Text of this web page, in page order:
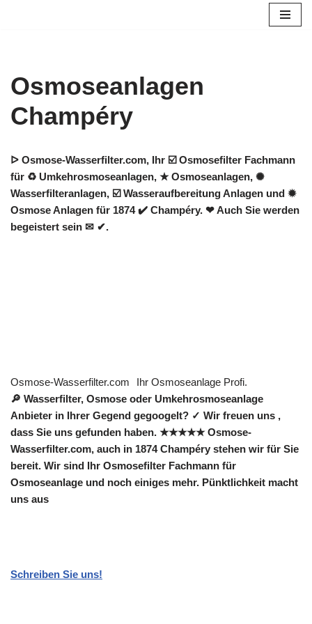
Osmoseanlagen
Champéry
ᐅ Osmose-Wasserfilter.com, Ihr ☑️ Osmosefilter Fachmann
für ♻ Umkehrosmoseanlagen, ★ Osmoseanlagen, ✺
Wasserfilteranlagen, ☑️ Wasseraufbereitung Anlagen und ✹
Osmose Anlagen für 1874 ✔️ Champéry. ❤ Auch Sie werden
begeistert sein ✉ ✔.
Osmose-Wasserfilter.com
Ihr Osmoseanlage Profi.
🔎 Wasserfilter, Osmose oder Umkehrosmoseanlage
Anbieter in Ihrer Gegend gegoogelt? ✓ Wir freuen uns ,
dass Sie uns gefunden haben. ★★★★★ Osmose-
Wasserfilter.com, auch in 1874 Champéry stehen wir für Sie
bereit. Wir sind Ihr Osmosefilter Fachmann für
Osmoseanlage und noch einiges mehr. Pünktlichkeit macht
uns aus
Schreiben Sie uns!